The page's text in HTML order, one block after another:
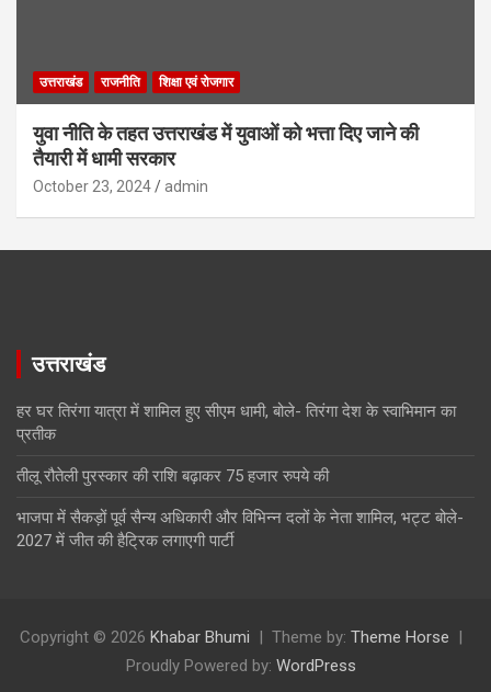
उत्तराखंड राजनीति शिक्षा एवं रोजगार
युवा नीति के तहत उत्तराखंड में युवाओं को भत्ता दिए जाने की
तैयारी में धामी सरकार
October 23, 2024 admin
उत्तराखंड
हर घर तिरंगा यात्रा में शामिल हुए सीएम धामी, बोले- तिरंगा देश के स्वाभिमान का
प्रतीक
तीलू रौतेली पुरस्कार की राशि बढ़ाकर 75 हजार रुपये की
भाजपा में सैकड़ों पूर्व सैन्य अधिकारी और विभिन्न दलों के नेता शामिल, भट्ट बोले-
2027 में जीत की हैट्रिक लगाएगी पार्टी
Copyright © 2026 Khabar Bhumi Theme by: Theme Horse
Proudly Powered by: WordPress